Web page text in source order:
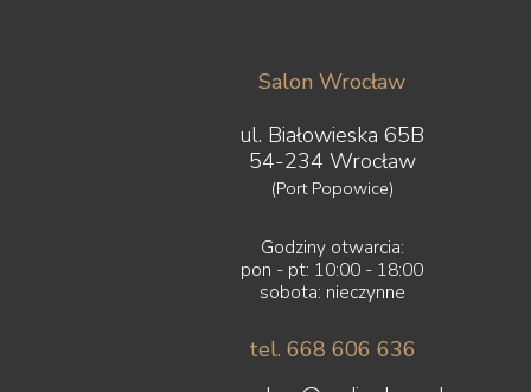
Salon Wrocław
ul. Białowieska 65B
54-234 Wrocław
(Port Popowice)
Godziny otwarcia:
pon - pt: 10:00 - 18:00
sobota: nieczynne
tel. 668 606 636